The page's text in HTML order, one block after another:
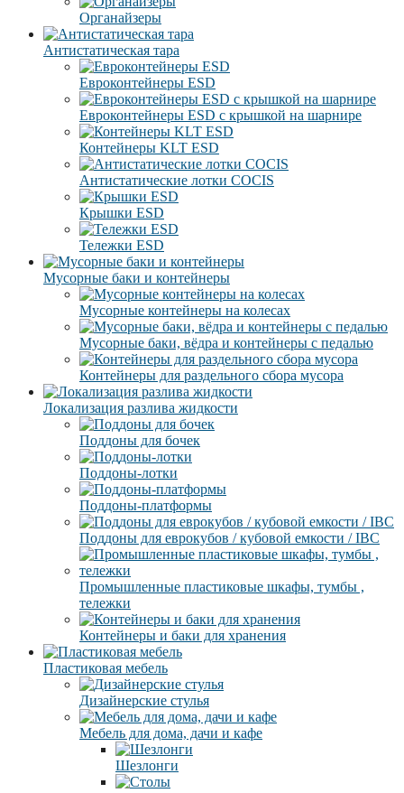
Органайзеры
Антистатическая тара
Eвроконтейнеры ЕSD
Евроконтейнеры ESD с крышкой на шарнире
Контейнеры KLT ESD
Антистатические лотки COCIS
Крышки ESD
Тележки ESD
Мусорные баки и контейнеры
Мусорные контейнеры на колесах
Мусорные баки, вёдра и контейнеры с педалью
Контейнеры для раздельного сбора мусора
Локализация разлива жидкости
Поддоны для бочек
Поддоны-лотки
Поддоны-платформы
Поддоны для еврокубов / кубовой емкости / IBC
Промышленные пластиковые шкафы, тумбы ,
тележки
Контейнеры и баки для хранения
Пластиковая мебель
Дизайнерские стулья
Мебель для дома, дачи и кафе
Шезлонги